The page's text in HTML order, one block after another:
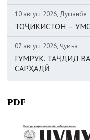
10 август 2026, Душанбе
ТОҶИКИСТОН –
07 август 2026, Ҷумъа
ГУМРУК. ТАҶДИД
САРҲАДӢ
PDF